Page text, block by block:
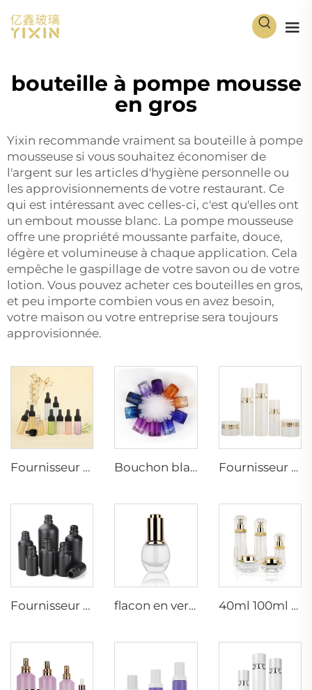
bouteille à pompe mousse
en gros
Yixin recommande vraiment sa bouteille à pompe
mousseuse si vous souhaitez économiser de
l'argent sur les articles d'hygiène personnelle ou
les approvisionnements de votre restaurant. Ce
qui est intéressant avec celles-ci, c'est qu'elles ont
un embout mousse blanc. La pompe mousseuse
offre une propriété moussante parfaite, douce,
légère et volumineuse à chaque application. Cela
empêche le gaspillage de votre savon ou de votre
lotion. Vous pouvez acheter ces bouteilles en gros,
et peu importe combien vous en avez besoin,
votre maison ou votre entreprise sera toujours
approvisionnée.
Fournisseur de bouteilles en verre colorées sur mesure pour huiles essentielles, petite capacité, emballage à compte-gouttes conteneur Bouchon blanc pour bouteilles en verre d'huiles essentielles de 30ml, flacon en verre coloré à compte-gouttes, fournisseur de bouteilles cosmétiques Fournisseur de packaging cosmétique en verre de luxe sur mesure pour tonique, lotion, sérum, crème
Fournisseur de bouteilles cosmétiques pour cuticules, cheveux, huiles essentielles/sérums, noires givrées avec bouchon en bambou 5 ML 10 ML 15 ML 30 ML 100 ML 120 ML flacon en verre à gouttes rond transparent de 30 ml avec fond épais pour huile essentielle 40ml 100ml 120ml Luxueux ensemble de conditionnement cosmétique vide transparent en verre bouteilles de lotion sérum en verre set pots de crème pour le visage